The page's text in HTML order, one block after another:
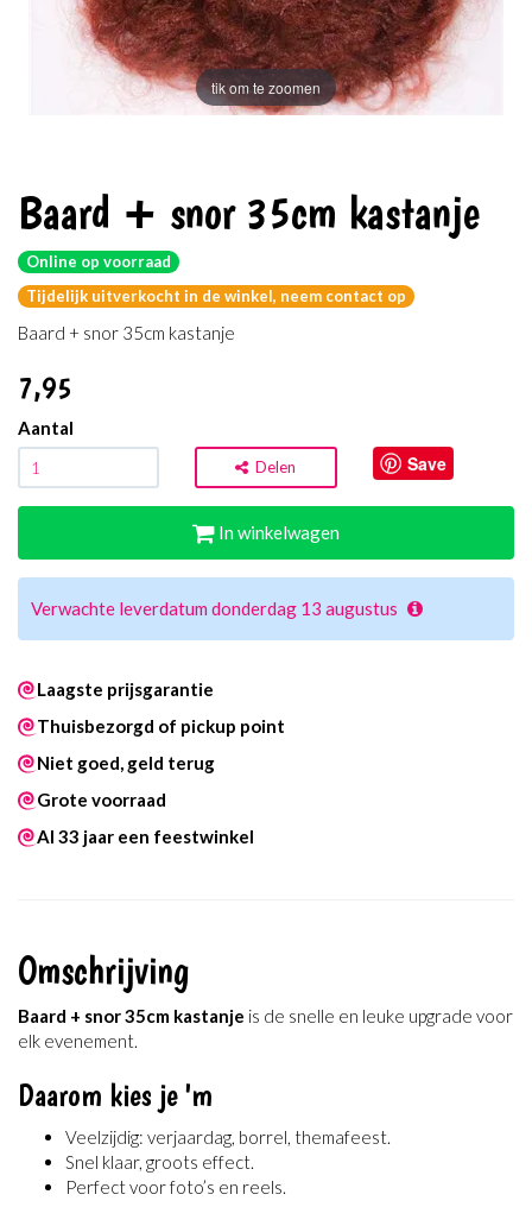
tik om te zoomen
Baard + snor 35cm kastanje
Online op voorraad
Tijdelijk uitverkocht in de winkel, neem contact op
Baard + snor 35cm kastanje
7,95
Aantal
Delen Save
In winkelwagen
Verwachte leverdatum donderdag 13 augustus
Laagste prijsgarantie
Thuisbezorgd of pickup point
Niet goed, geld terug
Grote voorraad
Al 33 jaar een feestwinkel
Omschrijving
Baard + snor 35cm kastanje is de snelle en leuke upgrade voor
elk evenement.
Daarom kies je 'm
Veelzijdig: verjaardag, borrel, themafeest.
Snel klaar, groots effect.
Perfect voor foto’s en reels.